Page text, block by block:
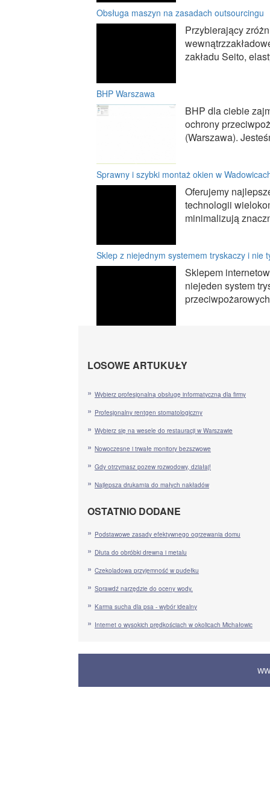
Obsługa maszyn na zasadach outsourcingu
Przybierający
zakładu Seito,
BHP Warszawa
BHP dla ciebie
ochrony
(Warszawa).
Sprawny i szybki montaż okien w
Oferujemy
technologii
minimalizują
Sklep z niejednym systemem tryskaczy i nie
Sklepem
niejeden system
LOSOWE ARTUKUŁY
Wybierz profesjonalną obsługę informatyczną dla firmy
Profesjonalny rentgen stomatologiczny
Wybierz się na wesele do restauracji w Warszawie
Nowoczesne i trwałe monitory bezszwowe
Gdy otrzymasz pozew rozwodowy, działaj!
Najlepsza drukarnia do małych nakładów
OSTATNIO DODANE
Podstawowe zasady efektywnego ogrzewania domu
Dłuta do obróbki drewna i metalu
Czekoladowa przyjemność w pudełku
Sprawdź narzędzie do oceny wody.
Karma sucha dla psa - wybór idealny
Internet o wysokich prędkościach w okolicach Michałowic